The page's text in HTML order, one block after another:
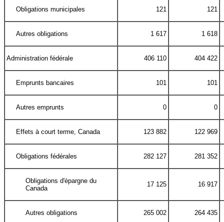
Obligations municipales 121 121
Autres obligations 1 617 1 618
Administration fédérale 406 110 404 422
Emprunts bancaires 101 101
Autres emprunts 0 0
Effets à court terme, Canada 123 882 122 969
Obligations fédérales 282 127 281 352
Obligations d'épargne du
Canada
17 125 16 917
Autres obligations 265 002 264 435